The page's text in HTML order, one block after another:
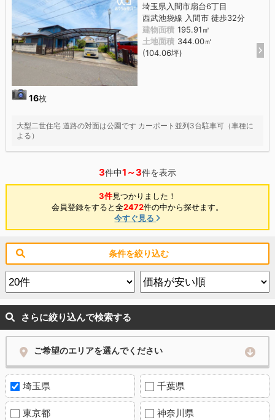
16枚
埼玉県入間市扇台6丁目
西武池袋線 入間市 徒歩32分
建物面積 195.91㎡
土地面積 344.00㎡
(104.06坪)
大型二世住宅 道路の対面は公園です カーポート並列3台駐車可（車種に
よる）
3件中1～3件を表示
3件見つかりました！
会員登録をすると全2472件の中から探せます。
今すぐ見る
条件を絞り込む
さらに絞り込んで検索する
ご希望のエリアを選んでください
埼玉県 千葉県
東京都 神奈川県